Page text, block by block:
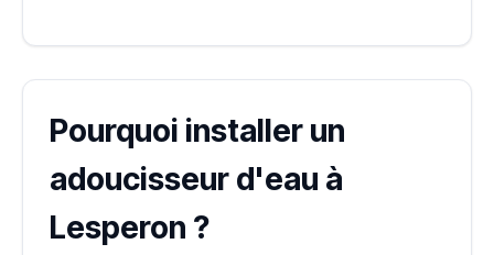
Pourquoi installer un
adoucisseur d'eau à
Lesperon ?